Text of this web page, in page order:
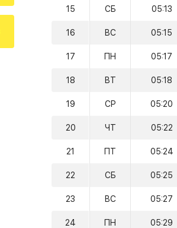
15 СБ 05:13
16 ВС 05:15
17 ПН 05:17
18 ВТ 05:18
19 СР 05:20
20 ЧТ 05:22
21 ПТ 05:24
22 СБ 05:25
23 ВС 05:27
24 ПН 05:29